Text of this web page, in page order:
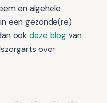
en algehele
een gezonde(re)
ook deze blog van
over